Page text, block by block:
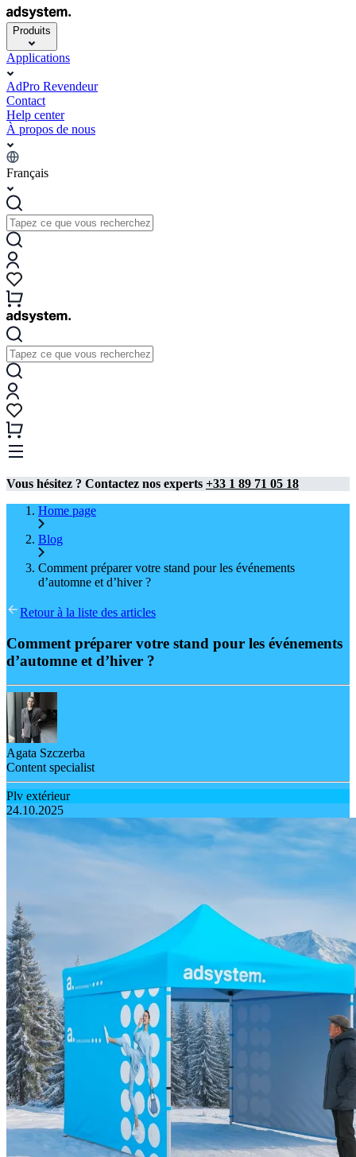
Produits
Applications
AdPro Revendeur
Contact
Help center
À propos de nous
Français
Vous hésitez ? Contactez nos experts +33 1 89 71 05 18
Home page
Blog
Comment préparer votre stand pour les événements
d’automne et d’hiver ?
Retour à la liste des articles
Comment préparer votre stand pour les événements
d’automne et d’hiver ?
Agata Szczerba
Content specialist
Plv extérieur
24.10.2025